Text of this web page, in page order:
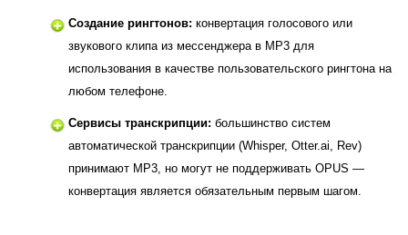
Создание рингтонов: конвертация голосового или
звукового клипа из мессенджера в MP3 для
использования в качестве пользовательского рингтона на
любом телефоне.
Сервисы транскрипции: большинство систем
автоматической транскрипции (Whisper, Otter.ai, Rev)
принимают MP3, но могут не поддерживать OPUS —
конвертация является обязательным первым шагом.